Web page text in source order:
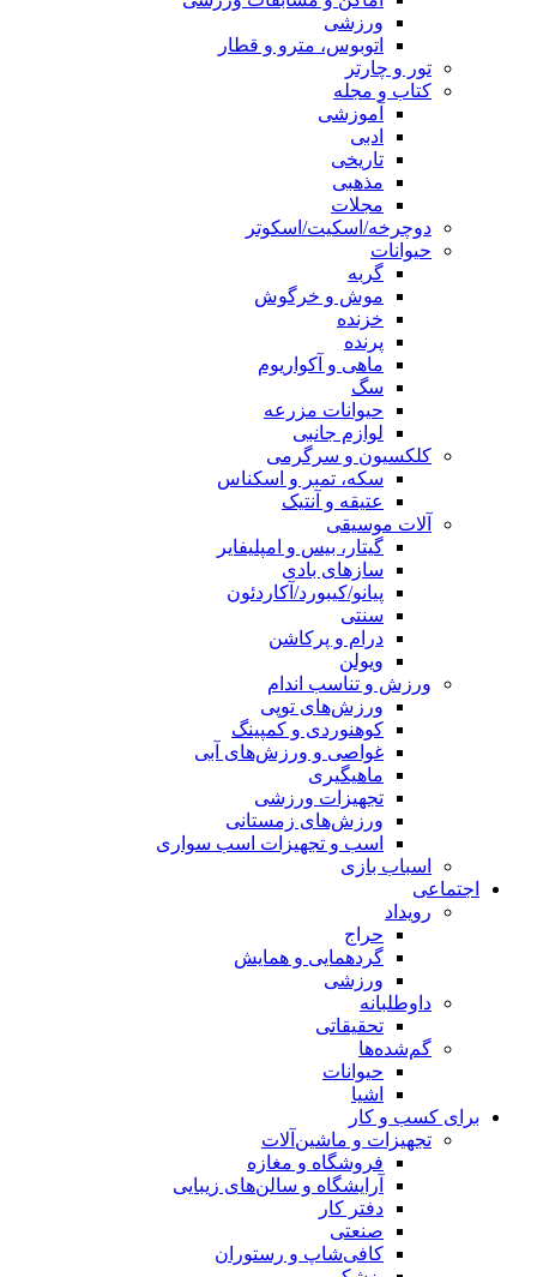
ورزشی
اتوبوس، مترو و قطار
تور و چارتر
کتاب و مجله
آموزشی
ادبی
تاریخی
مذهبی
مجلات
دوچرخه/اسکیت/اسکوتر
حیوانات
گربه
موش و خرگوش
خزنده
پرنده
ماهی و آکواریوم
سگ
حیوانات مزرعه
لوازم جانبی
کلکسیون و سرگرمی
سکه، تمبر و اسکناس
عتیقه و آنتیک
آلات موسیقی
گیتار، بیس و امپلیفایر
سازهای بادی
پیانو/کیبورد/آکاردئون
سنتی
درام و پرکاشن
ویولن
ورزش و تناسب اندام
ورزش‌های توپی
کوهنوردی و کمپینگ
غواصی و ورزش‌های آبی
ماهیگیری
تجهیزات ورزشی
ورزش‌های زمستانی
اسب و تجهیزات اسب سواری
اسباب‌ بازی
اجتماعی
رویداد
حراج
گردهمایی و همایش
ورزشی
داوطلبانه
تحقیقاتی
گم‌شده‌ها
حیوانات
اشیا
برای کسب و کار
تجهیزات و ماشین‌آلات
فروشگاه و مغازه
آرایشگاه و سالن‌های زیبایی
دفتر کار
صنعتی
کافی‌شاپ و رستوران